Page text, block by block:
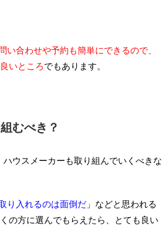
い合わせや予約も簡単にできるので、
いところでもあります。
むべき？
ウスメーカーも取り組んでいくべきな
り入れるのは面倒だ 」などと思われる
の方に選んでもらえたら、とても良い